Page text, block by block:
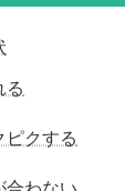
る
ピクする